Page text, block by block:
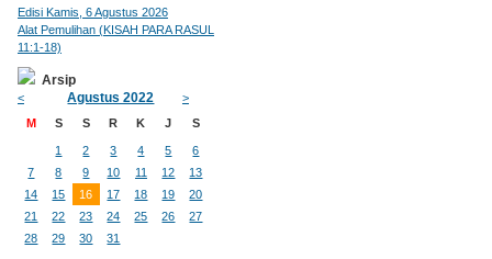
Edisi Kamis, 6 Agustus 2026
Alat Pemulihan (KISAH PARA RASUL
11:1-18)
Arsip
< Agustus 2022
>
M
S S R K J S
1 2 3 4 5
6
7
8 9 10 11 12
13
14
15 16 17 18 19
20
21
22 23 24 25 26
27
28
29 30 31